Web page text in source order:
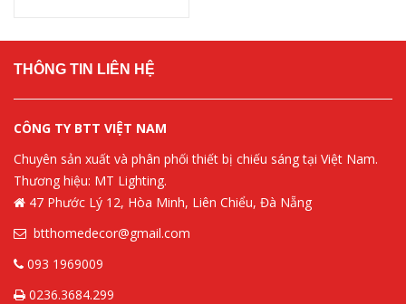
THÔNG TIN LIÊN HỆ
CÔNG TY BTT VIỆT NAM
Chuyên sản xuất và phân phối thiết bị chiếu sáng tại Việt Nam.
Thương hiệu: MT Lighting.
47 Phước Lý 12, Hòa Minh, Liên Chiểu, Đà Nẵng
btthomedecor@gmail.com
093 1969009
0236.3684.299